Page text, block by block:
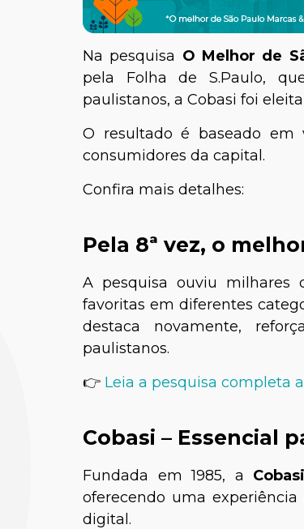
Na pesquisa O Melhor de
pela Folha de S.Paulo,
paulistanos, a Cobasi foi
O resultado é baseado em
consumidores da capital.
Confira mais detalhes:
Pela 8ª vez, o
A pesquisa ouviu milhares
favoritas em diferentes
destaca novamente,
paulistanos.
👉 Leia a pesquisa completa
Cobasi – Essencial
Fundada em 1985, a
oferecendo uma
digital.